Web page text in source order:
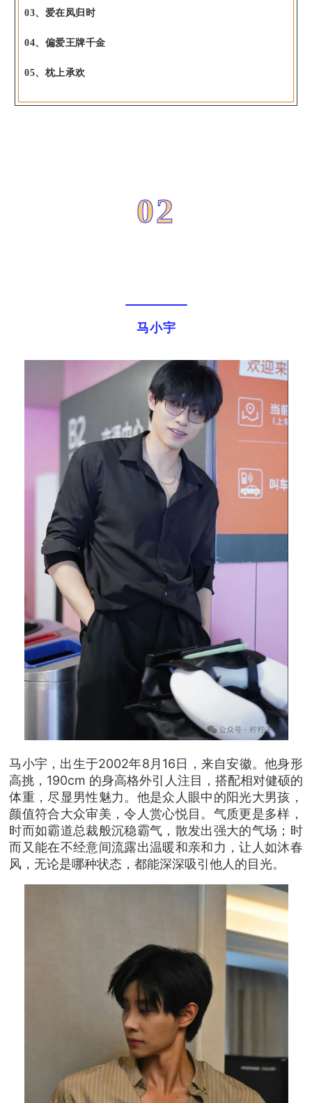
03、爱在凤归时
04、偏爱王牌千金
05、枕上承欢
02
马小宇
马小宇，出生于2002年8月16日，来自安徽。他身形
高挑，190cm 的身高格外引人注目，搭配相对健硕的
体重，尽显男性魅力。他是众人眼中的阳光大男孩，
颜值符合大众审美，令人赏心悦目。气质更是多样，
时而如霸道总裁般沉稳霸气，散发出强大的气场；时
而又能在不经意间流露出温暖和亲和力，让人如沐春
风，无论是哪种状态，都能深深吸引他人的目光。